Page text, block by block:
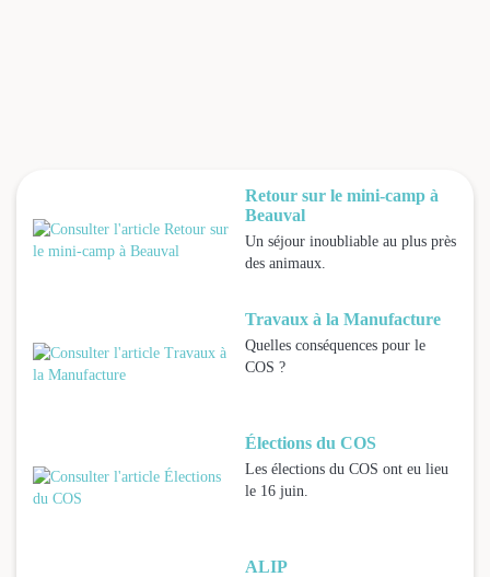
Retour sur le mini-camp à
Beauval
Un séjour inoubliable au plus près
des animaux.
Travaux à la Manufacture
Quelles conséquences pour le
COS ?
Élections du COS
Les élections du COS ont eu lieu
le 16 juin.
ALIP